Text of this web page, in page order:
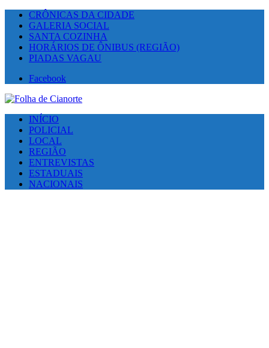
CRÔNICAS DA CIDADE
GALERIA SOCIAL
SANTA COZINHA
HORÁRIOS DE ÔNIBUS (REGIÃO)
PIADAS VAGAU
Facebook
INÍCIO
POLICIAL
LOCAL
REGIÃO
ENTREVISTAS
ESTADUAIS
NACIONAIS